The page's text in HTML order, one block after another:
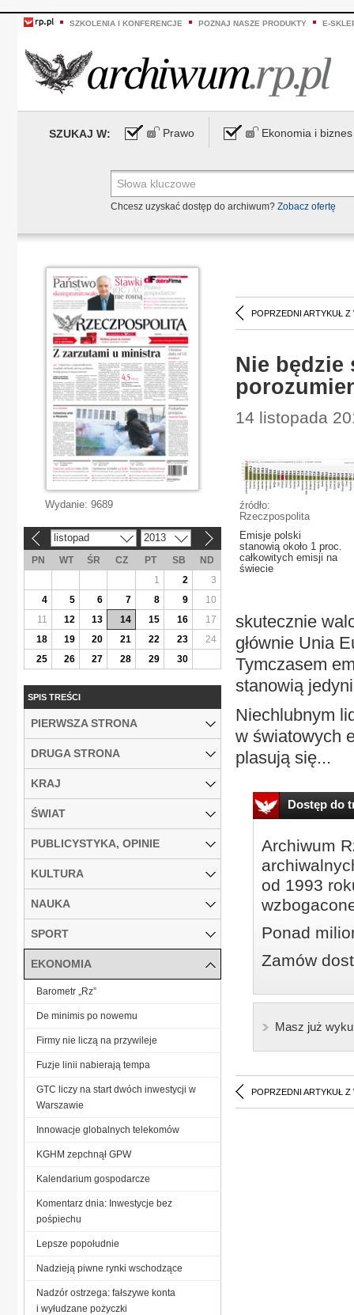
SZKOLENIA I KONFERENCJE POZNAJ NASZE PRODUKTY E-
SZUKAJ W: Prawo Ekonomia i biznes
Chcesz uzyskać dostęp do archiwum? Zobacz ofertę
POPRZEDNI ARTYKUŁ Z
Nie będzie
14 listopada
źródło:
Rzeczpospolita
Emisje polski
stanowią około 1 proc.
całkowitych emisji na
świecie
skutecznie
głównie Unia
Tymczasem
stanowią
Niechlubnym
w światowych
plasują się...
Dostęp do
Archiwum
od 1993
Ponad
Zamów
Masz już
POPRZEDNI ARTYKUŁ Z
Wydanie: 9689
listopad 2013
PN WT ŚR CZ PT SB
ND
1
2
3
4
5 6 7 8 9
10
11
12 13 14 15 16
17
18
19 20 21 22 23
24
25
26 27 28 29 30
SPIS TREŚCI
PIERWSZA STRONA
DRUGA STRONA
KRAJ
ŚWIAT
PUBLICYSTYKA, OPINIE
KULTURA
NAUKA
SPORT
EKONOMIA
Barometr „Rz”
De minimis po nowemu
Firmy nie liczą na przywileje
Fuzje linii nabierają tempa
GTC liczy na start dwóch inwestycji w
Warszawie
Innowacje globalnych telekomów
KGHM zepchnął GPW
Kalendarium gospodarcze
Komentarz dnia: Inwestycje bez
pośpiechu
Lepsze popołudnie
Nadzieją piwne rynki wschodzące
Nadzór ostrzega: fałszywe konta
i wyłudzane pożyczki